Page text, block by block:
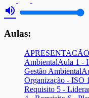
volume_up
Aulas:
AmbientalAula 1 -
Gestão Ambiental
Organização - ISO
Requisito 5 -